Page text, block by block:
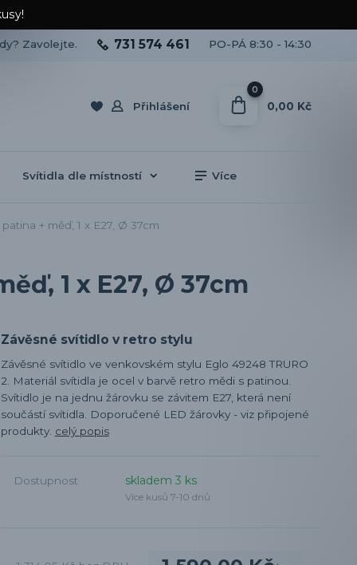
Přihlášení
Zavolejte. 731 574 461 PO-PÁ 8:30 - 14:30
0
0,00 Kč
Svítidla dle místností Více
+ měď, 1 x E27, Ø 37cm
1 x E27, Ø 37cm
Závěsné svítidlo v retro stylu
Závěsné svítidlo ve venkovském stylu Eglo 49248 TRURO
2. Materiál svítidla je ocel v barvě retro mědi s patinou.
Svítidlo je na jednu žárovku se závitem E27, která není
součástí svítidla. Doporučené LED žárovky - viz připojené
produkty. celý popis
Dostupnost skladem 3 ks
Více kusů 7-10 dnů